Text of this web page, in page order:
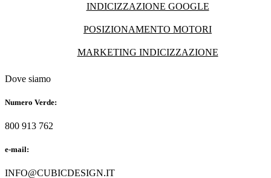
INDICIZZAZIONE GOOGLE
POSIZIONAMENTO MOTORI
MARKETING INDICIZZAZIONE
Dove siamo
Numero Verde:
800 913 762
e-mail:
INFO@CUBICDESIGN.IT